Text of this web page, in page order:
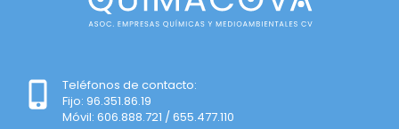
Teléfonos de contacto:
Fijo: 96.351.86.19
Móvil: 606.888.721 / 655.477.110